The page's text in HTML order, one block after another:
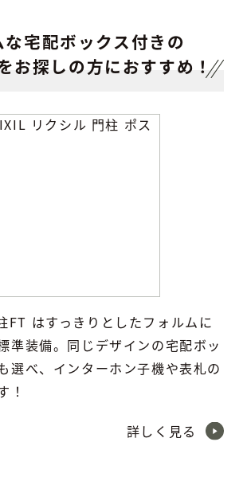
な宅配ボックス付きの
お探しの方におすすめ！
FT はすっきりとしたフォルムに
準装備。同じデザインの宅配ボッ
選べ、インターホン子機や表札の
！
詳しく見る